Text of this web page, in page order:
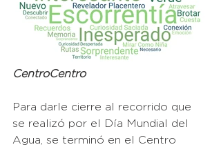
CentroCentro
Para darle cierre al recorrido que
se realizó por el Día Mundial del
Agua, se terminó en el Centro